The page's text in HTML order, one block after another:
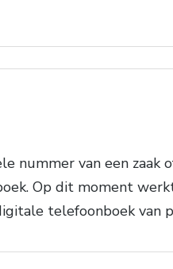
nummer van een zaak
Op dit moment
telefoonboek van